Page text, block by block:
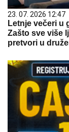
23. 07. 2026 12:47
Letnje večeri u
Zašto sve više
pretvori u